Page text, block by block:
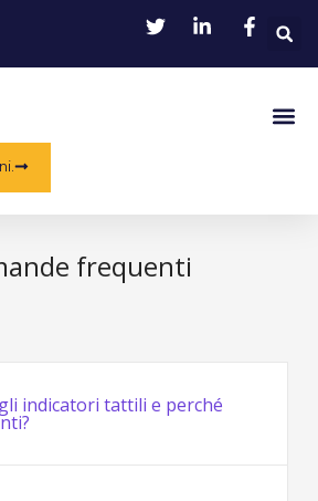
frequenti
indicatori tattili e perché